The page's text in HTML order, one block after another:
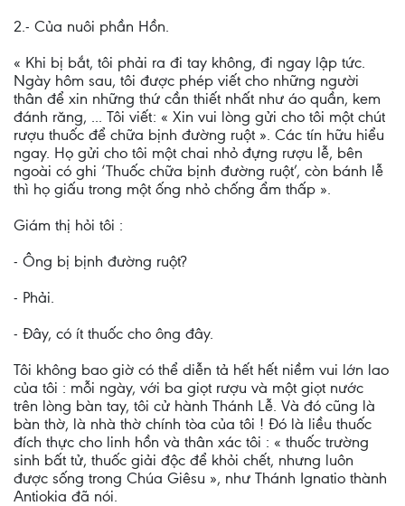
2.- Của nuôi phần Hồn.
« Khi bị bắt, tôi phải ra đi tay không, đi ngay lập tức.
Ngày hôm sau, tôi được phép viết cho những người
thân để xin những thứ cần thiết nhất như áo quần, kem
đánh răng, ... Tôi viết: « Xin vui lòng gửi cho tôi một chút
rượu thuốc để chữa bịnh đường ruột ». Các tín hữu hiểu
ngay. Họ gửi cho tôi một chai nhỏ đựng rượu lễ, bên
ngoài có ghi ‘Thuốc chữa bịnh đường ruột’, còn bánh lễ
thì họ giấu trong một ống nhỏ chống ẩm thấp ».
Giám thị hỏi tôi :
- Ông bị bịnh đường ruột?
- Phải.
- Ðây, có ít thuốc cho ông đây.
Tôi không bao giờ có thể diễn tả hết hết niềm vui lớn lao
của tôi : mỗi ngày, với ba giọt rượu và một giọt nước
trên lòng bàn tay, tôi cử hành Thánh Lễ. Và đó cũng là
bàn thờ, là nhà thờ chính tòa của tôi ! Ðó là liều thuốc
đích thực cho linh hồn và thân xác tôi : « thuốc trường
sinh bất tử, thuốc giải độc để khỏi chết, nhưng luôn
được sống trong Chúa Giêsu », như Thánh Ignatio thành
Antiokia đã nói.